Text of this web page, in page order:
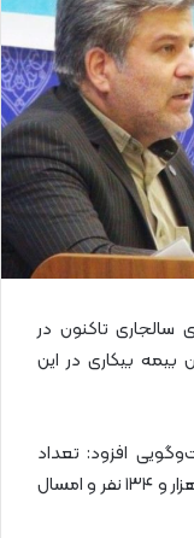
ی
م
ل
سالجاری تاکنون در
بیمه بیکاری در این
افزود: تعداد
مقرری‌بگیران بیمه بیکاری در سال گذشته ۲ هزار و ۱۳۴ نفر و امسال